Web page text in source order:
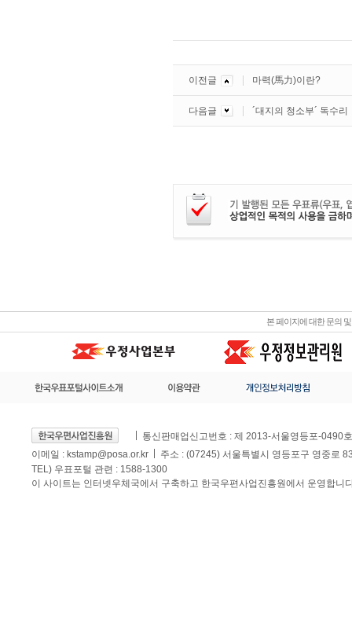
이전글 마력(馬力)이란?
다음글 ´대지의 청소부´ 독수리
본 페이지에 대한 문의
통신판매업신고번호 : 제 2013-서울영등포-0490호
이메일 : kstamp@posa.or.kr
주소 : (07245) 서울특별시 영등포구 영중로
TEL) 우표포털 관련 : 1588-1300
이 사이트는 인터넷우체국에서 구축하고 한국우편사업진흥원에서 운영합니